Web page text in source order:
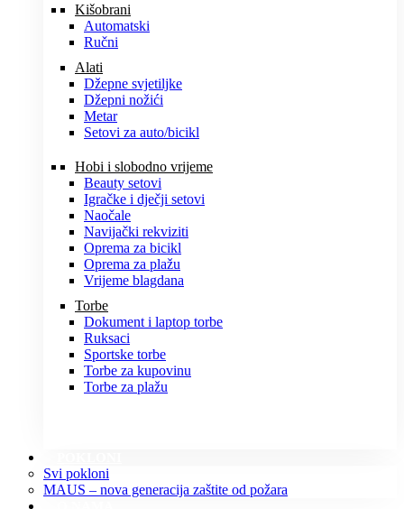
Kišobrani
Automatski
Ručni
Alati
Džepne svjetiljke
Džepni nožići
Metar
Setovi za auto/bicikl
Hobi i slobodno vrijeme
Beauty setovi
Igračke i dječji setovi
Naočale
Navijački rekviziti
Oprema za bicikl
Oprema za plažu
Vrijeme blagdana
Torbe
Dokument i laptop torbe
Ruksaci
Sportske torbe
Torbe za kupovinu
Torbe za plažu
Svi pokloni
MAUS – nova generacija zaštite od požara